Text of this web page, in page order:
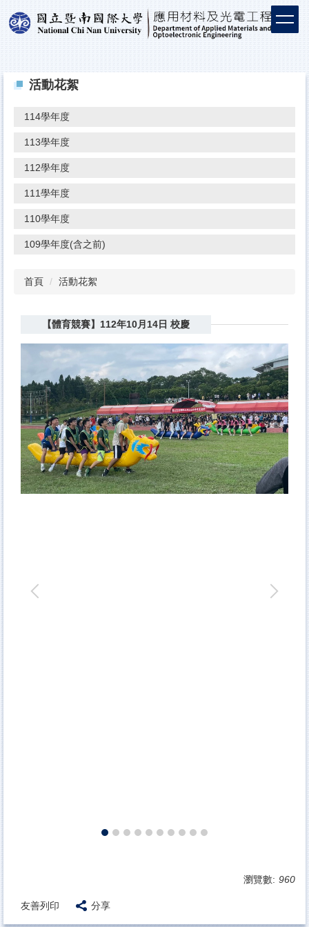
活動花絮
114學年度
113學年度
112學年度
111學年度
110學年度
109學年度(含之前)
首頁 活動花絮
【體育競賽】112年10月14日 校慶
瀏覽數: 960
友善列印 分享